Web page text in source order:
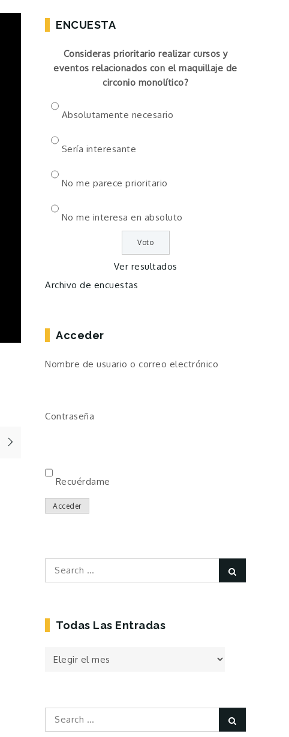
ENCUESTA
Consideras prioritario realizar cursos y
eventos relacionados con el maquillaje de
circonio monolítico?
Absolutamente necesario
Sería interesante
No me parece prioritario
No me interesa en absoluto
Ver resultados
Archivo de encuestas
Acceder
Nombre de usuario o correo electrónico
Contraseña
Recuérdame
Acceder
Search
for:
Todas Las Entradas
Todas
Search
for: